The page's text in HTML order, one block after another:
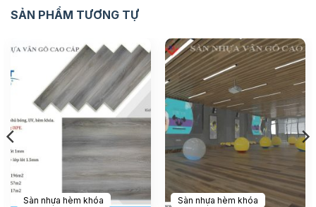
SẢN PHẨM TƯƠNG TỰ
Sàn nhựa hèm khóa Sàn nhựa hèm khóa